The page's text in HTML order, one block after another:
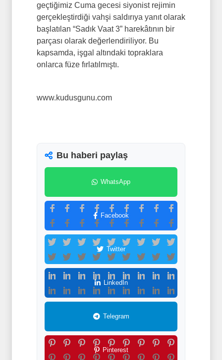
geçtiğimiz Cuma gecesi siyonist rejimin
gerçekleştirdiği vahşi saldırıya yanıt olarak
başlatılan “Sadık Vaat 3” harekâtının bir
parçası olarak değerlendiriliyor. Bu
kapsamda, işgal altındaki topraklara
onlarca füze fırlatılmıştı.
www.kudusgunu.com
Bu haberi paylaş
WhatsApp
Facebook
Twitter
LinkedIn
Telegram
Pinterest